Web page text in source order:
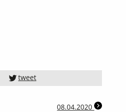
tweet
08.04.2020